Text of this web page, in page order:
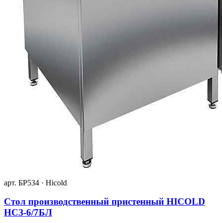
арт. БР534 · Hicold
Стол производственный пристенный HICOLD
НСЗ-6/7БЛ